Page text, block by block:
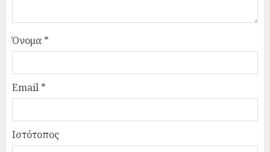
Όνομα *
Email *
Ιστότοπος